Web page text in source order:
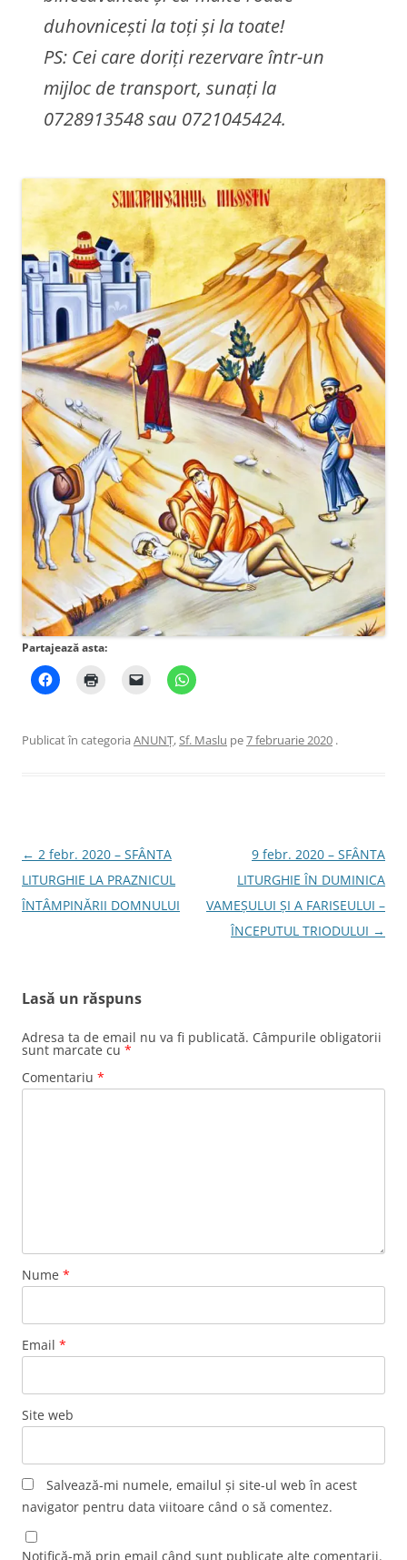
duhovnicești la toți și la toate!
PS: Cei care doriți rezervare într-un
mijloc de transport, sunați la
0728913548 sau 0721045424.
Partajează asta:
Publicat în categoria ANUNŢ,Sf. Maslu pe7 februarie 2020 .
Navigare
în
articole
← 2 febr. 2020 – SFÂNTA
LITURGHIE LA PRAZNICUL
ÎNTÂMPINĂRII DOMNULUI
9 febr. 2020 – SFÂNTA
LITURGHIE ÎN DUMINICA
VAMEȘULUI ȘI A FARISEULUI –
ÎNCEPUTUL TRIODULUI →
Lasă un răspuns
Adresa ta de email nu va fi publicată. Câmpurile obligatorii
sunt marcate cu *
Comentariu *
Nume *
Email *
Site web
Salvează-mi numele, emailul și site-ul web în acest
navigator pentru data viitoare când o să comentez.
Notifică-mă prin email când sunt publicate alte comentarii.